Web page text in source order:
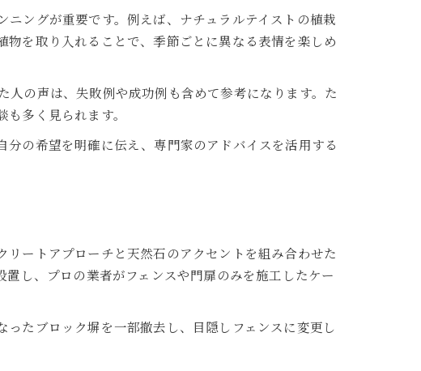
デン
ングが重要です。例えば、ナチュラルテイストの植栽
を取り入れることで、季節ごとに異なる表情を楽しめ
の声は、失敗例や成功例も含めて参考になります。た
多く見られます。
の希望を明確に伝え、専門家のアドバイスを活用する
ートアプローチと天然石のアクセントを組み合わせた
し、プロの業者がフェンスや門扉のみを施工したケー
たブロック塀を一部撤去し、目隠しフェンスに変更し